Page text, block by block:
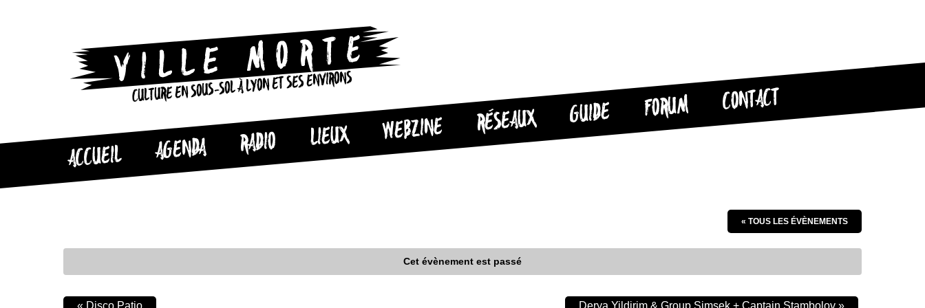
CULTURE EN SOUS-SOL À LYON ET SES ENVIRONS
ACCUEIL AGENDA RADIO LIEUX WEBZINE RÉSEAUX GUIDE FORUM CONTACT
« TOUS LES ÉVÈNEMENTS
Cet évènement est passé
« Disco Patio Derya Yildirim & Group Şimşek + Captain Stambolov »